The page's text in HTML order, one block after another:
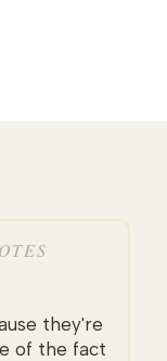
they're
of the fact